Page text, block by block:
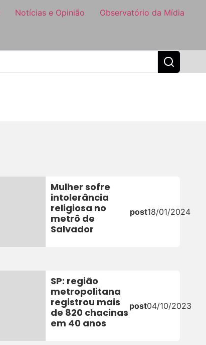
Notícias e Opinião Observatório da Mídia
Mulher sofre
intolerância
religiosa no
metrô de
Salvador
post18/01/2024
SP: região
metropolitana
registrou mais
de 820 chacinas
em 40 anos
post04/10/2023